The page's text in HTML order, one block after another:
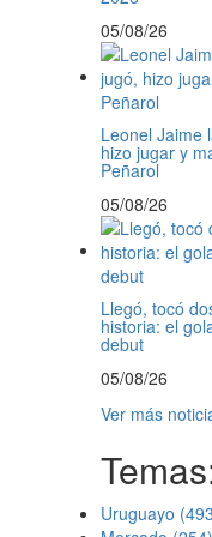
05/08/26
Leonel Jaime
hizo jugar y
Peñarol
05/08/26
Llegó, tocó
historia: el
debut
05/08/26
Ver más
Uruguayo